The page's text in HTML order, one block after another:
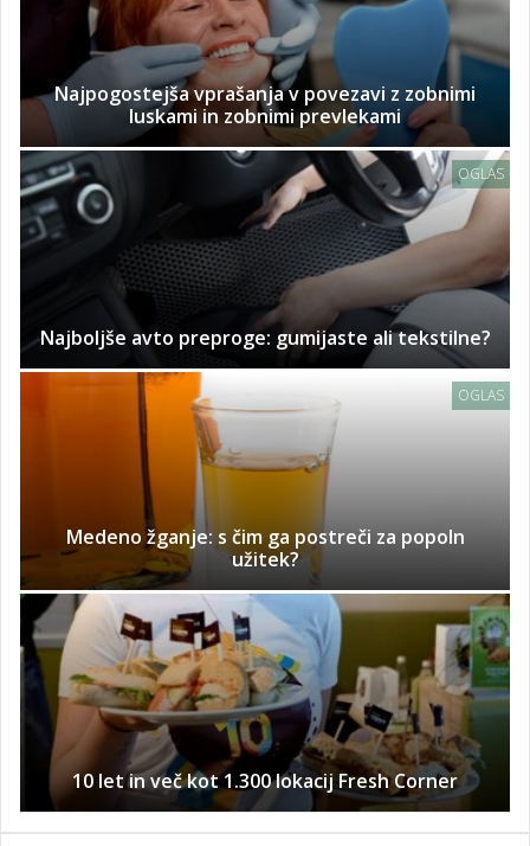
Najpogostejša vprašanja v povezavi z zobnimi
luskami in zobnimi prevlekami
OGLAS
Najboljše avto preproge: gumijaste ali tekstilne?
OGLAS
Medeno žganje: s čim ga postreči za popoln
užitek?
10 let in več kot 1.300 lokacij Fresh Corner